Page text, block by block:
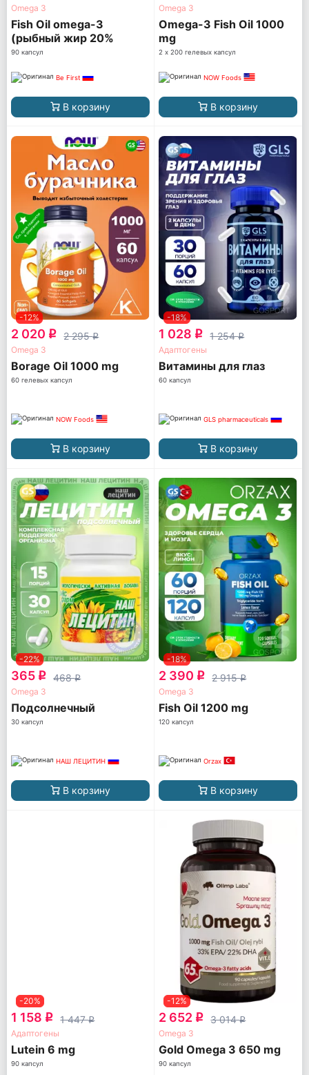
Omega 3
Fish Oil omega-3
(рыбный жир 20%
ПНЖК)
90 капсул
Be First
В корзину
Omega 3
Omega-3 Fish Oil 1000
mg
2 х 200 гелевых капсул
NOW Foods
В корзину
-12%
2 020 q 2 295q
Omega 3
Borage Oil 1000 mg
60 гелевых капсул
NOW Foods
В корзину
-18%
1 028 q 1 254q
Адаптогены
Витамины для глаз
60 капсул
GLS pharmaceuticals
В корзину
-22%
365 q 468q
Omega 3
Подсолнечный
30 капсул
НАШ ЛЕЦИТИН
В корзину
-18%
2 390 q 2 915q
Omega 3
Fish Oil 1200 mg
120 капсул
Orzax
В корзину
-20%
1 158 q 1 447q
Адаптогены
Lutein 6 mg
90 капсул
-12%
2 652 q 3 014q
Omega 3
Gold Omega 3 650 mg
90 капсул